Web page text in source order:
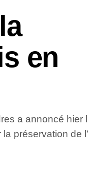
en
a annoncé
préservation de